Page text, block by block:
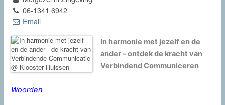
06-1341 6942
Email
In harmonie met jezelf en de
ander – ontdek de kracht van
Verbindend Communiceren
Woorden